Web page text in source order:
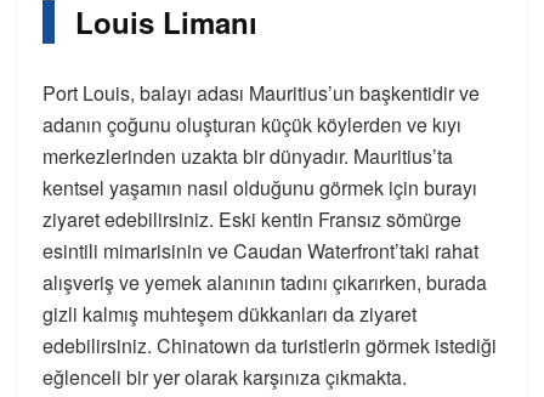
Louis Limanı
Port Louis, balayı adası Mauritius’un başkentidir ve
adanın çoğunu oluşturan küçük köylerden ve kıyı
merkezlerinden uzakta bir dünyadır. Mauritius’ta
kentsel yaşamın nasıl olduğunu görmek için burayı
ziyaret edebilirsiniz. Eski kentin Fransız sömürge
esintili mimarisinin ve Caudan Waterfront’taki rahat
alışveriş ve yemek alanının tadını çıkarırken, burada
gizli kalmış muhteşem dükkanları da ziyaret
edebilirsiniz. Chinatown da turistlerin görmek istediği
eğlenceli bir yer olarak karşınıza çıkmakta.